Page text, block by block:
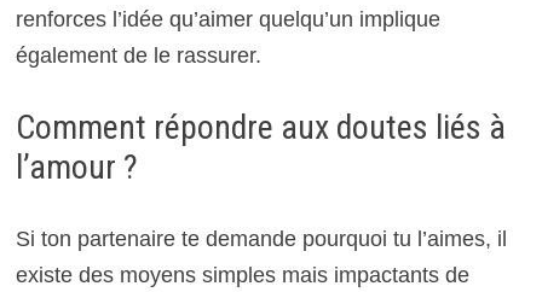
renforces l’idée qu’aimer quelqu’un implique
également de le rassurer.
Comment répondre aux doutes liés à
l’amour ?
Si ton partenaire te demande pourquoi tu l’aimes, il
existe des moyens simples mais impactants de